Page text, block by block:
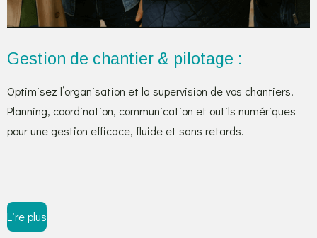
Gestion de chantier & pilotage :
Optimisez l’organisation et la supervision de vos chantiers.
Planning, coordination, communication et outils numériques
pour une gestion efficace, fluide et sans retards.
Lire plus